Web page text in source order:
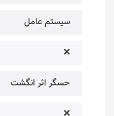
سیستم عامل
❌
حسگر اثر انگشت